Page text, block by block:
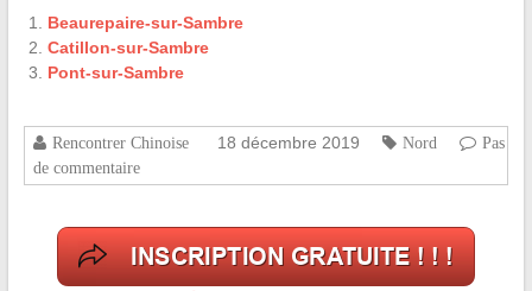
Beaurepaire-sur-Sambre
Catillon-sur-Sambre
Pont-sur-Sambre
Rencontrer Chinoise 18 décembre 2019 Nord
Pas
de commentaire